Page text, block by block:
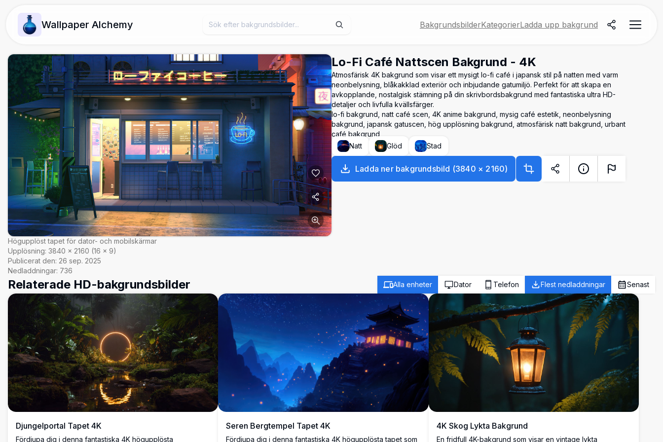
Wallpaper Alchemy BakgrundsbilderKategorierLadda upp bakgrund
Högupplöst tapet för dator- och mobilskärmar
Upplösning: 3840 × 2160 (16 × 9)
Publicerat den: 26 sep. 2025
Nedladdningar: 736
Lo-Fi Café Nattscen Bakgrund - 4K
Atmosfärisk 4K bakgrund som visar ett mysigt lo-fi café i japansk stil på natten med varm
neonbelysning, blåkakklad exteriör och inbjudande gatumiljö. Perfekt för att skapa en
avkopplande, nostalgisk stämning på din skrivbordsbakgrund med fantastiska ultra HD-
detaljer och livfulla kvällsfärger.
lo-fi bakgrund, natt café scen, 4K anime bakgrund, mysig café estetik, neonbelysning
bakgrund, japansk gatuscen, hög upplösning bakgrund, atmosfärisk natt bakgrund, urbant
café bakgrund
Natt
Glöd Stad
Ladda ner bakgrundsbild (3840 × 2160)
Relaterade HD-bakgrundsbilder Alla enheter Dator Telefon Flest nedladdningar Senast
Djungelportal Tapet 4K
Fördjupa dig i denna fantastiska 4K högupplösta
Seren Bergtempel Tapet 4K
Fördjupa dig i denna fantastiska 4K högupplösta tapet som
4K Skog Lykta Bakgrund
En fridfull 4K-bakgrund som visar en vintage lykta